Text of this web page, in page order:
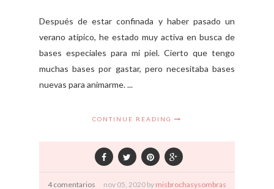
Después de estar confinada y haber pasado un
verano atípico, he estado muy activa en busca de
bases especiales para mi piel. Cierto que tengo
muchas bases por gastar, pero necesitaba bases
nuevas para animarme. ...
CONTINUE READING
4 comentarios nov 05, 2020 by misbrochasysombras